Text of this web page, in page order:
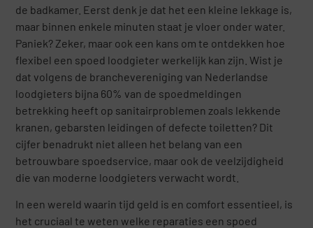
de badkamer. Eerst denk je dat het een kleine lekkage is,
maar binnen enkele minuten staat je vloer onder water.
Paniek? Zeker, maar ook een kans om te ontdekken hoe
flexibel een spoed loodgieter werkelijk kan zijn. Wist je
dat volgens de branchevereniging van Nederlandse
loodgieters bijna 60% van de spoedmeldingen
betrekking heeft op sanitairproblemen zoals lekkende
kranen, gebarsten leidingen of defecte toiletten? Dit
cijfer benadrukt niet alleen het belang van een
betrouwbare spoedservice, maar ook de veelzijdigheid
die van moderne loodgieters verwacht wordt.
In een wereld waarin tijd geld is en comfort essentieel, is
het cruciaal te weten welke reparaties een spoed